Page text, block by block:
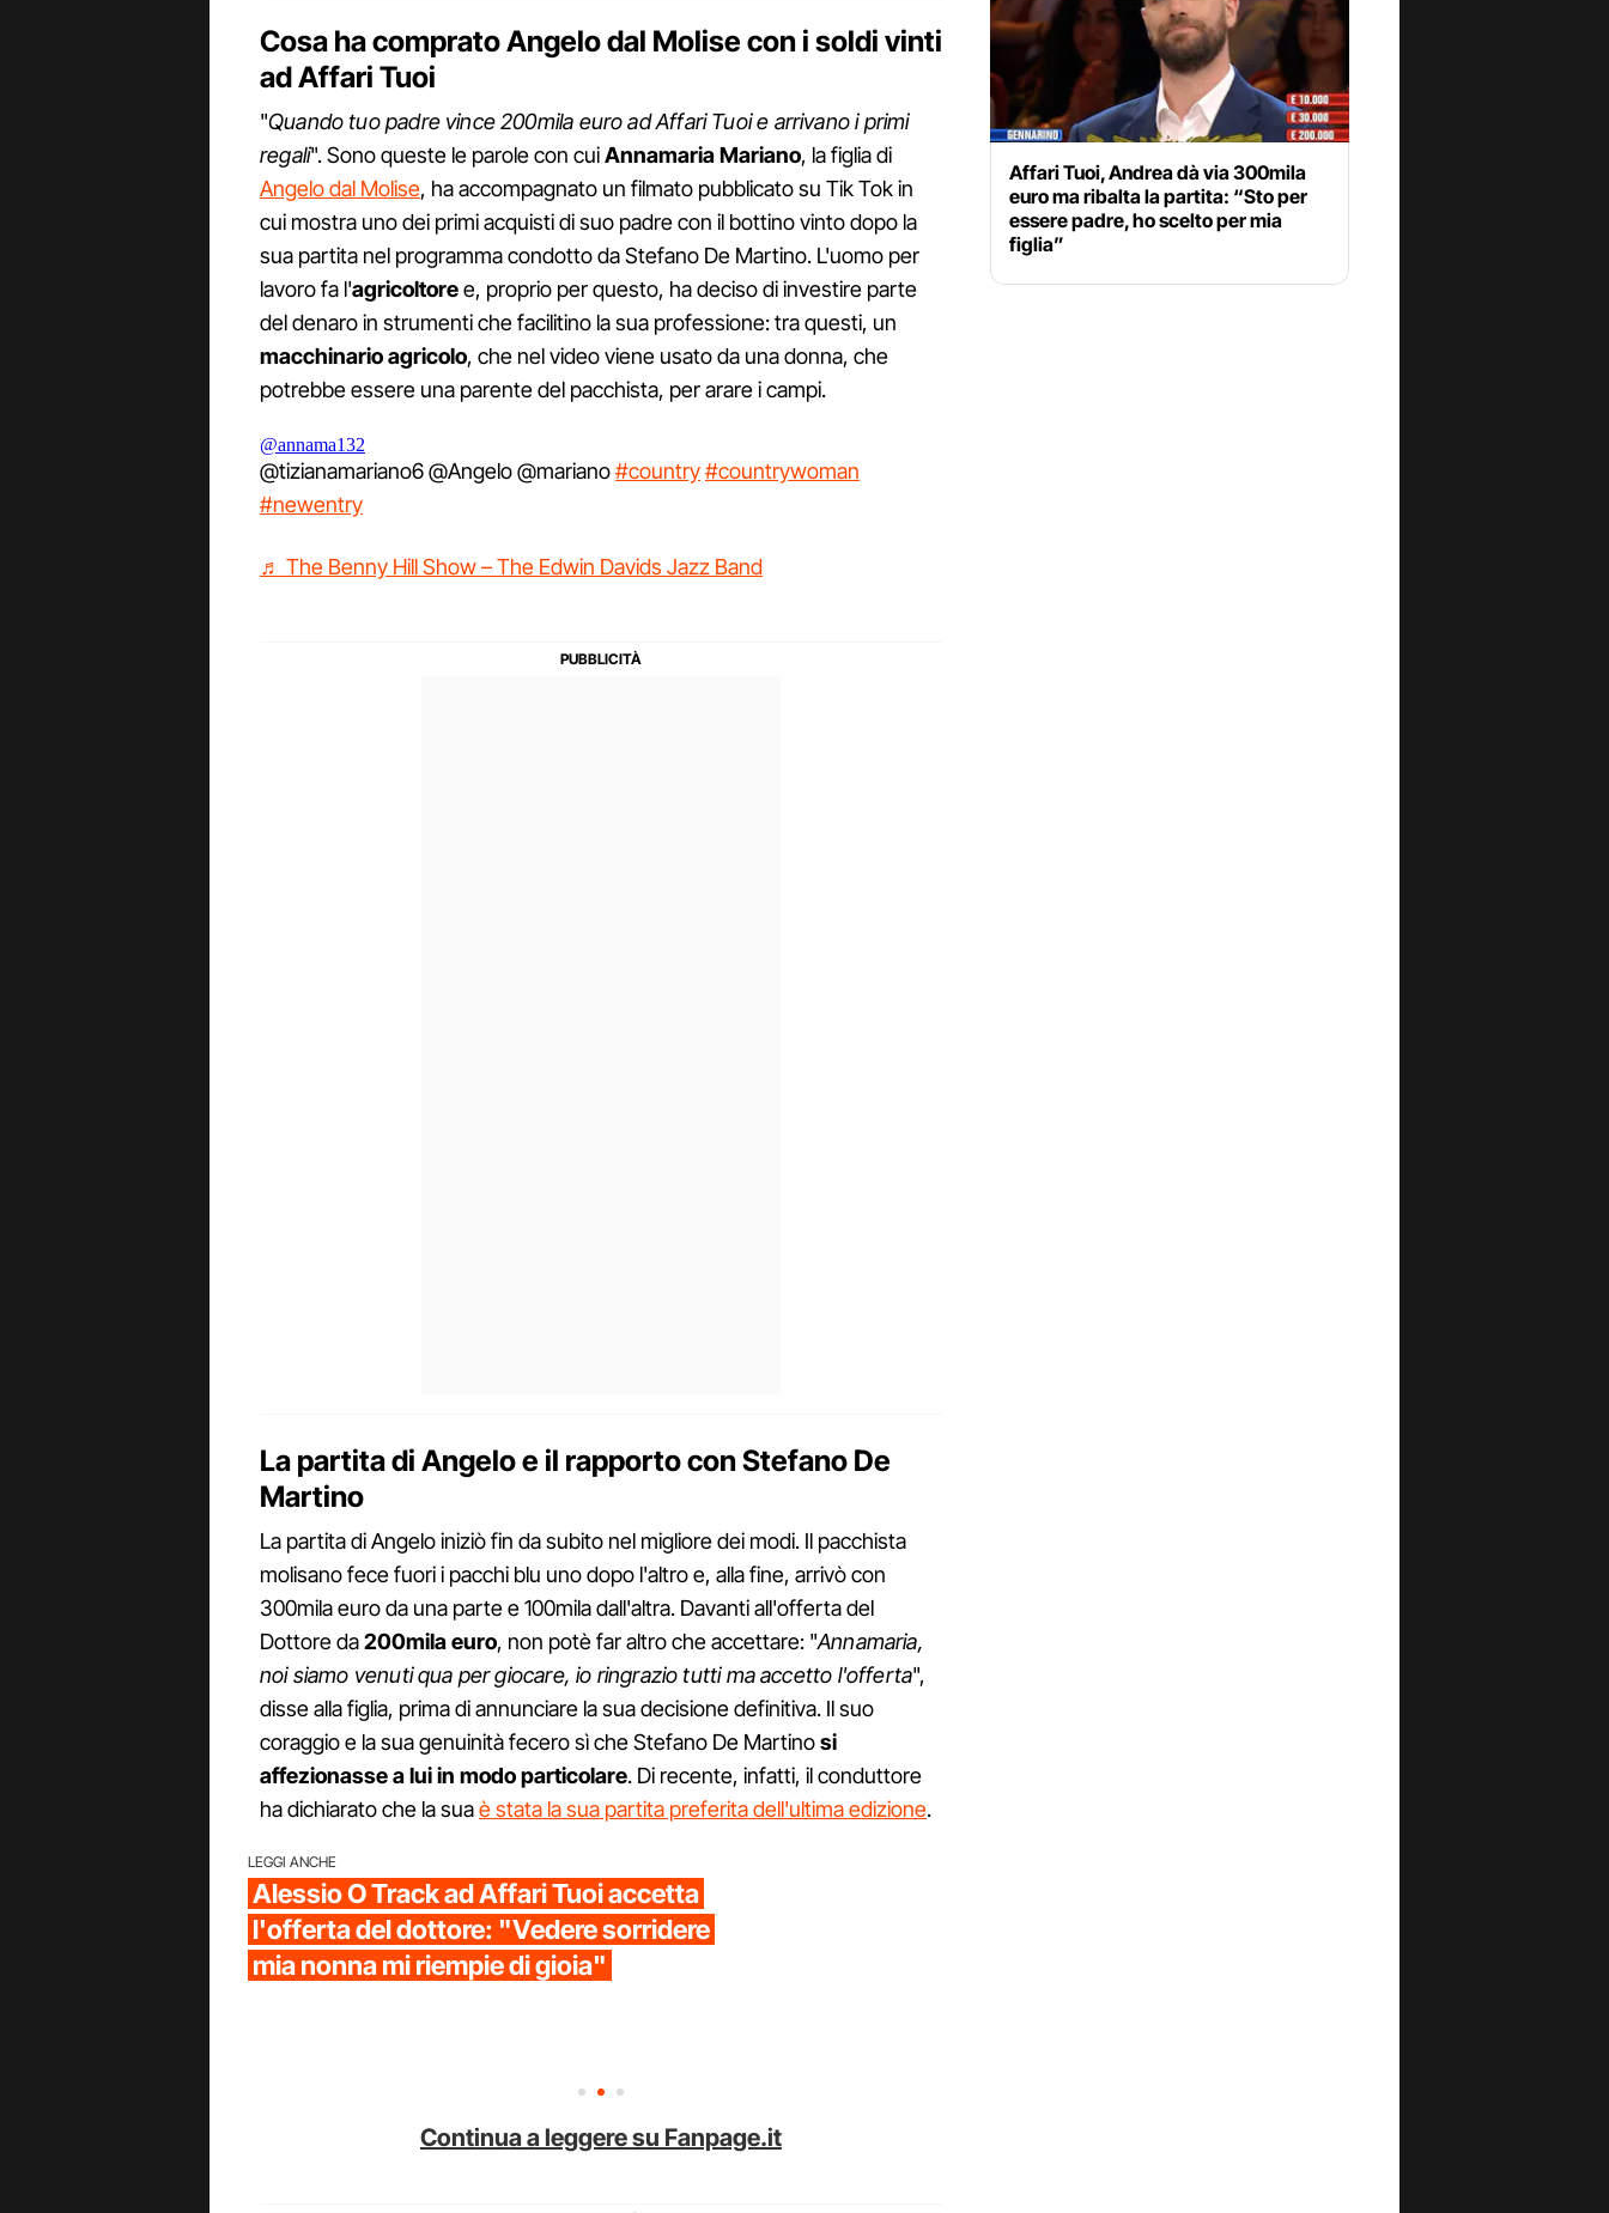
Cosa ha comprato Angelo dal Molise con i soldi vinti
ad Affari Tuoi
"Quando tuo padre vince 200mila euro ad Affari Tuoi e arrivano i primi
regali". Sono queste le parole con cuiAnnamaria Mariano, la figlia di
Angelo dal Molise, ha accompagnato un filmato pubblicato su Tik Tok in
cui mostra uno dei primi acquisti di suo padre con il bottino vinto dopo la
sua partita nel programma condotto da Stefano De Martino. L'uomo per
lavoro fa l'agricoltoree, proprio per questo, ha deciso di investire parte
del denaro in strumenti che facilitino la sua professione: tra questi, un
macchinario agricolo, che nel video viene usato da una donna, che
potrebbe essere una parente del pacchista, per arare i campi.
@annama132
@tizianamariano6 @Angelo @mariano#country#countrywoman
#newentry
♬ The Benny Hill Show – The Edwin Davids Jazz Band
La partita di Angelo e il rapporto con Stefano De
Martino
La partita di Angelo iniziò fin da subito nel migliore dei modi. Il pacchista
molisano fece fuori i pacchi blu uno dopo l'altro e, alla fine, arrivò con
300mila euro da una parte e 100mila dall'altra. Davanti all'offerta del
Dottore da200mila euro, non potè far altro che accettare: "Annamaria,
noi siamo venuti qua per giocare, io ringrazio tutti ma accetto l'offerta",
disse alla figlia, prima di annunciare la sua decisione definitiva. Il suo
coraggio e la sua genuinità fecero sì che Stefano De Martinosi
affezionasse a lui in modo particolare. Di recente, infatti, il conduttore
ha dichiarato che la suaè stata la sua partita preferita dell'ultima edizione.
LEGGI ANCHE
Alessio O Track ad Affari Tuoi accetta
l'offerta del dottore: "Vedere sorridere
mia nonna mi riempie di gioia"
Continua a leggere su Fanpage.it
Affari Tuoi, Andrea dà via 300mila
euro ma ribalta la partita: “Sto per
essere padre, ho scelto per mia
figlia”